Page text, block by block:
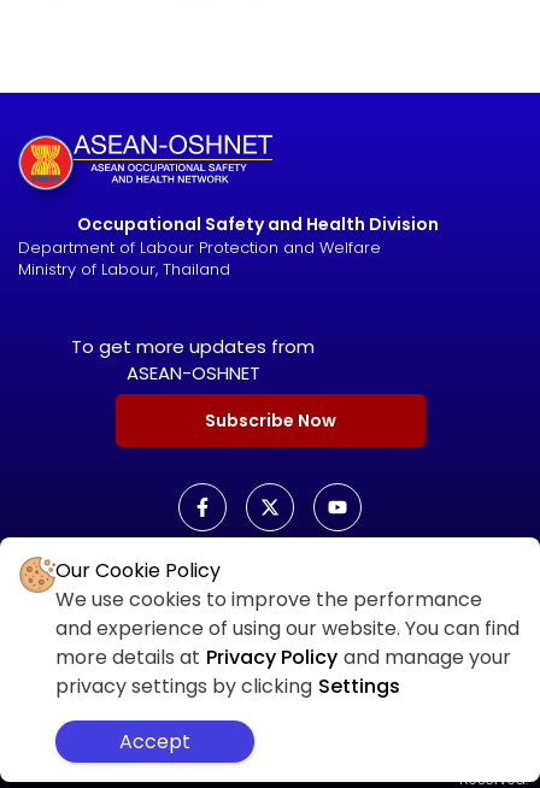
Occupational Safety and Health Division
Department of Labour Protection and Welfare
Ministry of Labour, Thailand
To get more updates from
ASEAN-OSHNET
Subscribe Now
ASEAN OSHNET
SCORECARD LOGIN
Privacy Policy Sitemap
Reserved.
Our Cookie Policy
We use cookies to improve the performance
and experience of using our website. You can find
more details at Privacy Policy and manage your
privacy settings by clicking Settings
Accept